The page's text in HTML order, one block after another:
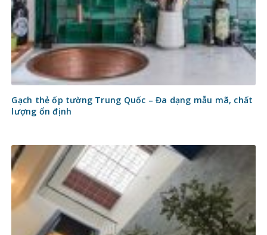
Gạch thẻ ốp tường Trung Quốc – Đa dạng mẫu mã, chất
lượng ổn định